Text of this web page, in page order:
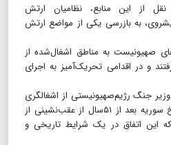
از این منابع، نظامیان ارتش
به بازرسی یکی از مواضع ارتش
صهیونیست به مناطق اشغال‌شده از
و در اقدامی تحریک‌آمیز به اجرای
جنگ رژیم‌صهیونیستی از اشغالگری
این رژیم بر ارتفاعات جبل‌الشیخ سوریه بعد از ۵۱سال از عقب‌نشینی از
این اتفاق در یک شرایط تاریخی و